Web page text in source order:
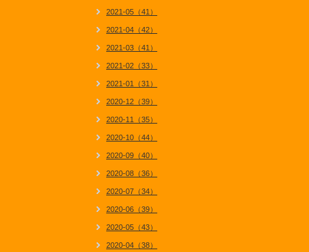
2021-05（41）
2021-04（42）
2021-03（41）
2021-02（33）
2021-01（31）
2020-12（39）
2020-11（35）
2020-10（44）
2020-09（40）
2020-08（36）
2020-07（34）
2020-06（39）
2020-05（43）
2020-04（38）